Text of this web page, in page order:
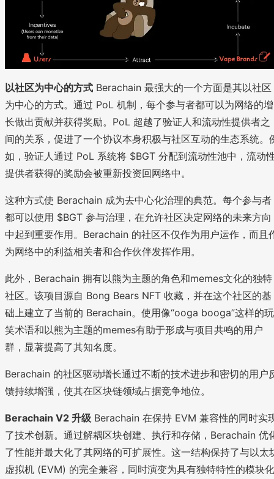
以社区为中心的方式 Berachain 最强大的一个方面是其以社区
为中心的方式。通过 PoL 机制，每个参与者都可以为网络的增
长做出贡献并获得奖励。PoL 超越了验证人和流动性提供者之
间的关系，促进了一个协议本身积极与社区互动的生态系统。
如，验证人通过 PoL 系统将 $BGT 分配到流动性池中，流动
提供者获得的奖励会被重新投资回网络中。
这种方式使 Berachain 成为去中心化治理的典范。每个参与者
都可以使用 $BGT 参与治理，在允许社区决定网络的未来方向
中起到重要作用。Berachain 的社区不仅作为用户运作，而且
为网络中的利益相关者和合作伙伴发挥作用。
此外，Berachain 拥有以熊为主题的角色和memes文化的独特
社区。该项目源自 Bong Bears NFT 收藏，并在这个社区的基
础上建立了当前的 Berachain。使用像“ooga booga”这样的玩
笑术语和以熊为主题的memes有助于形成与项目共鸣的用户
群，显著提高了其知名度。
Berachain 的社区驱动增长通过不断的技术进步和密切的用户
馈持续增强，使其在区块链领域占据竞争地位。
Berachain V2 升级 Berachain 在保持 EVM 兼容性的同时实
了技术创新。通过解耦区块创建、执行和存储，Berachain 优
了性能并最大化了其网络的可扩展性。这一结构保持了与以太
虚拟机 (EVM) 的完全兼容，同时演变为具有独特特性的模块化